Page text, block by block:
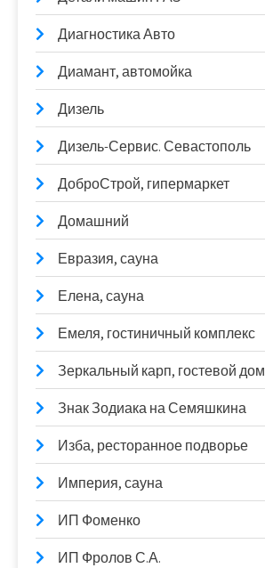
Диагностика Авто
Диамант, автомойка
Дизель
Дизель-Сервис. Севастополь
ДоброСтрой, гипермаркет
Домашний
Евразия, сауна
Елена, сауна
Емеля, гостиничный комплекс
Зеркальный карп, гостевой дом
Знак Зодиака на Семяшкина
Изба, ресторанное подворье
Империя, сауна
ИП Фоменко
ИП Фролов С.А.